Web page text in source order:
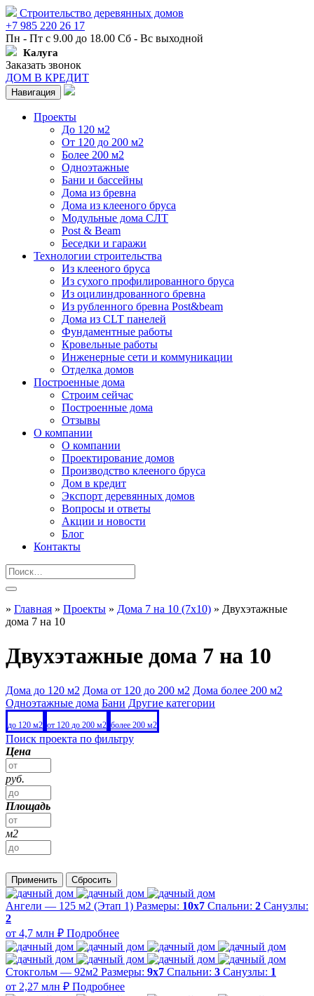
Строительство деревянных домов
+7 985 220 26 17
Пн - Пт с 9.00 до 18.00 Сб - Вс выходной
Калуга
Заказать звонок
ДОМ В КРЕДИТ
Навигация
Проекты
До 120 м2
От 120 до 200 м2
Более 200 м2
Одноэтажные
Бани и бассейны
Дома из бревна
Дома из клееного бруса
Модульные дома СЛТ
Post & Beam
Беседки и гаражи
Технологии строительства
Из клееного бруса
Из сухого профилированного бруса
Из оцилиндрованного бревна
Из рубленного бревна Post&beam
Дома из CLT панелей
Фундаментные работы
Кровельные работы
Инженерные сети и коммуникации
Отделка домов
Построенные дома
Строим сейчас
Построенные дома
Отзывы
О компании
О компании
Проектирование домов
Производство клееного бруса
Дом в кредит
Экспорт деревянных домов
Вопросы и ответы
Акции и новости
Блог
Контакты
» Главная » Проекты » Дома 7 на 10 (7x10) » Двухэтажные
дома 7 на 10
Двухэтажные дома 7 на 10
Дома до 120 м2 Дома от 120 до 200 м2 Дома более 200 м2
Одноэтажные дома Бани Другие категории
до 120 м2 от 120 до 200 м2 более 200 м2
Поиск проекта по фильтру
Цена
руб.
Площадь
м2
Применить Сбросить
Ангели — 125 м2 (Этап 1) Размеры: 10х7 Спальни: 2 Санузлы:
2
от 4,7 млн ₽ Подробнее
Стокгольм — 92м2 Размеры: 9х7 Спальни: 3 Санузлы: 1
от 2,27 млн ₽ Подробнее